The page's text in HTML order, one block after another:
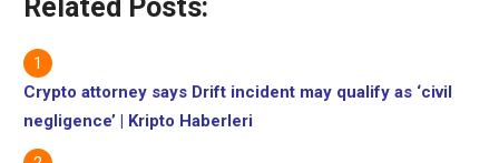
Related Posts:
Crypto attorney says Drift incident may qualify as ‘civil
negligence’ | Kripto Haberleri